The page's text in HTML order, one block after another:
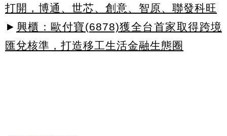
打開，博通、世芯、創意、智原、聯發科旺
► 興櫃：歐付寶(6878)獲全台首家取得跨境
匯兌核準，打造移工生活金融生態圈